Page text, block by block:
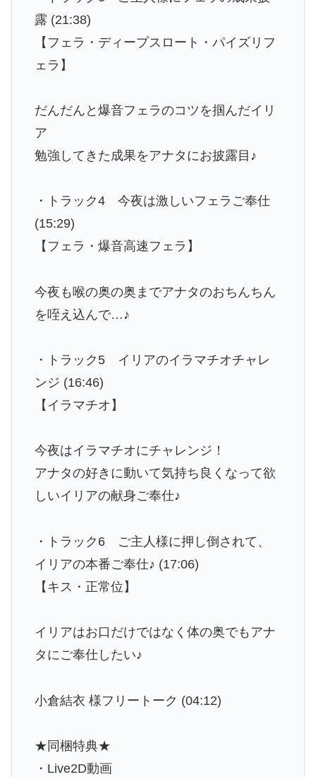
露 (21:38)
【フェラ・ディープスロート・パイズリフ
ェラ】
だんだんと爆音フェラのコツを掴んだイリ
ア
勉強してきた成果をアナタにお披露目♪
・トラック4 今夜は激しいフェラご奉仕
(15:29)
【フェラ・爆音高速フェラ】
今夜も喉の奥の奥までアナタのおちんちん
を咥え込んで…♪
・トラック5 イリアのイラマチオチャレ
ンジ (16:46)
【イラマチオ】
今夜はイラマチオにチャレンジ！
アナタの好きに動いて気持ち良くなって欲
しいイリアの献身ご奉仕♪
・トラック6 ご主人様に押し倒されて、
イリアの本番ご奉仕♪ (17:06)
【キス・正常位】
イリアはお口だけではなく体の奥でもアナ
タにご奉仕したい♪
小倉結衣 様フリートーク (04:12)
★同梱特典★
・Live2D動画